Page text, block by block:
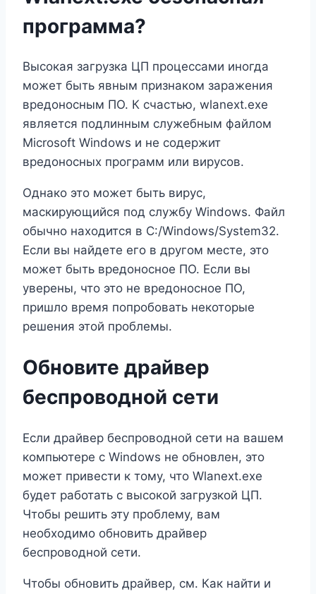
программа?
Высокая загрузка ЦП процессами иногда
может быть явным признаком заражения
вредоносным ПО. К счастью, wlanext.exe
является подлинным служебным файлом
Microsoft Windows и не содержит
вредоносных программ или вирусов.
Однако это может быть вирус,
маскирующийся под службу Windows. Файл
обычно находится в C:/Windows/System32.
Если вы найдете его в другом месте, это
может быть вредоносное ПО. Если вы
уверены, что это не вредоносное ПО,
пришло время попробовать некоторые
решения этой проблемы.
Обновите драйвер
беспроводной сети
Если драйвер беспроводной сети на вашем
компьютере с Windows не обновлен, это
может привести к тому, что Wlanext.exe
будет работать с высокой загрузкой ЦП.
Чтобы решить эту проблему, вам
необходимо обновить драйвер
беспроводной сети.
Чтобы обновить драйвер, см. Как найти и